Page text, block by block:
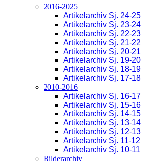
2016-2025
Artikelarchiv Sj. 24-25
Artikelarchiv Sj. 23-24
Artikelarchiv Sj. 22-23
Artikelarchiv Sj. 21-22
Artikelarchiv Sj. 20-21
Artikelarchiv Sj. 19-20
Artikelarchiv Sj. 18-19
Artikelarchiv Sj. 17-18
2010-2016
Artikelarchiv Sj. 16-17
Artikelarchiv Sj. 15-16
Artikelarchiv Sj. 14-15
Artikelarchiv Sj. 13-14
Artikelarchiv Sj. 12-13
Artikelarchiv Sj. 11-12
Artikelarchiv Sj. 10-11
Bilderarchiv